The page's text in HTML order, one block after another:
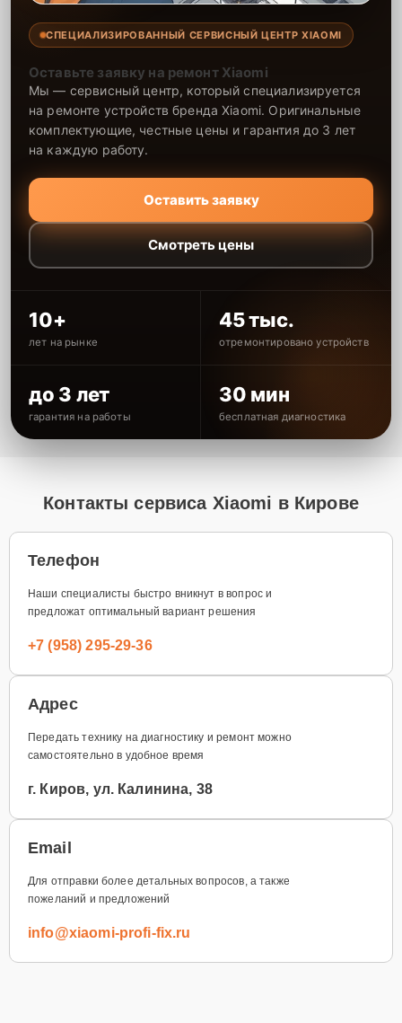
СПЕЦИАЛИЗИРОВАННЫЙ СЕРВИСНЫЙ ЦЕНТР XIAOMI
Оставьте заявку на ремонт Xiaomi
Мы — сервисный центр, который специализируется
на ремонте устройств бренда Xiaomi. Оригинальные
комплектующие, честные цены и гарантия до 3 лет
на каждую работу.
Оставить заявку
Смотреть цены
10+
лет на рынке
45 тыс.
отремонтировано устройств
до 3 лет
гарантия на работы
30 мин
бесплатная диагностика
Контакты сервиса Xiaomi в Кирове
Телефон
Наши специалисты быстро вникнут в вопрос и
предложат оптимальный вариант решения
+7 (958) 295-29-36
Адрес
Передать технику на диагностику и ремонт можно
самостоятельно в удобное время
г. Киров, ул. Калинина, 38
Email
Для отправки более детальных вопросов, а также
пожеланий и предложений
info@xiaomi-profi-fix.ru